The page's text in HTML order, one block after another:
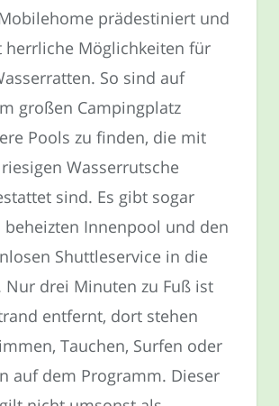
prädestiniert und
herrliche Möglichkeiten für
So sind auf
großen Campingplatz
Pools zu finden, die mit
Wasserrutsche
sind. Es gibt sogar
beheizten Innenpool und den
Shuttleservice in die
Nur drei Minuten zu Fuß ist
entfernt, dort stehen
Tauchen, Surfen oder
auf dem Programm. Dieser